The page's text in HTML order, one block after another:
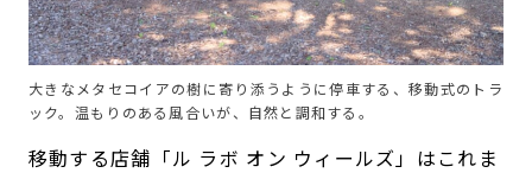
大きなメタセコイアの樹に寄り添うように停車する、移動式のトラ
ック。温もりのある風合いが、自然と調和する。
移動する店舗「ル ラボ オン ウィールズ」はこれま